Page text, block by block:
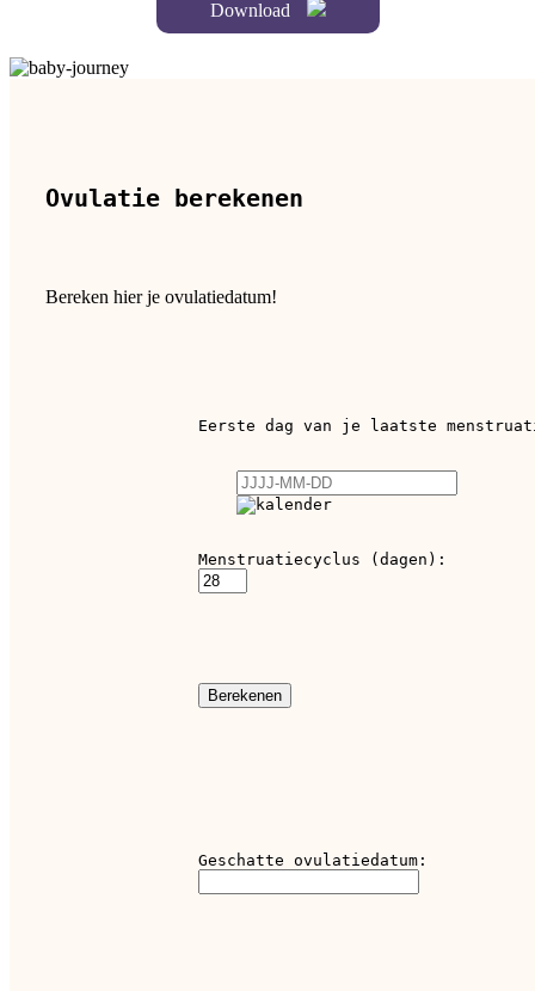
Download
Ovulatie berekenen
Bereken hier je ovulatiedatum!
Eerste dag van je laatste
Menstruatiecyclus (dagen):
Berekenen
Geschatte ovulatiedatum: